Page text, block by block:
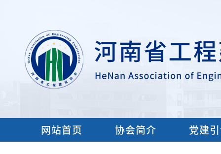
网站首页 协会简介 党建